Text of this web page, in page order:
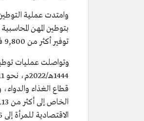
توفير أكثر من 9,800 فرصة وظيفية.
وتواصلت عمليات
قطاع الغذاء
الاقتصادية للمرأة إلى 35.6%.